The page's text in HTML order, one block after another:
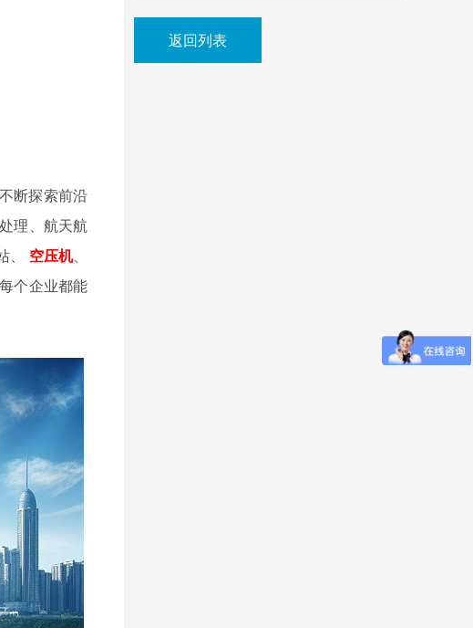
断探索前沿
理、航天航
、 空压机、
个企业都能
返回列表